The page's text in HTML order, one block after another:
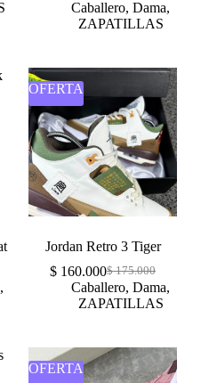
Caballero,Dama,
ZAPATILLAS
,
OFERTA
Jordan Retro 3 Tiger
$175.000
$ 160.000
Caballero,Dama,
ZAPATILLAS
OFERTA